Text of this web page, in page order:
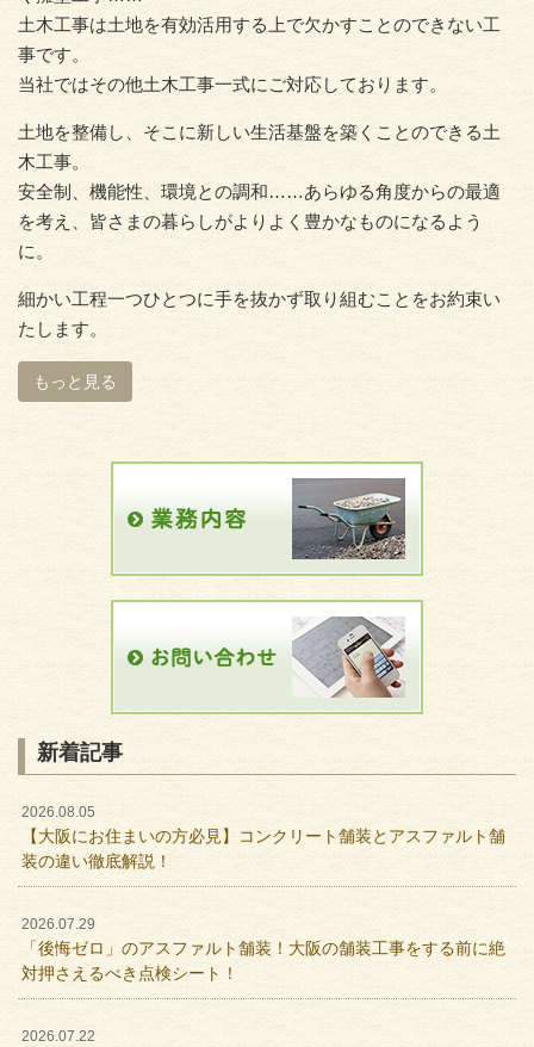
土木工事は土地を有効活用する上で欠かすことのできない工
事です。
当社ではその他土木工事一式にご対応しております。
土地を整備し、そこに新しい生活基盤を築くことのできる土
木工事。
安全制、機能性、環境との調和……あらゆる角度からの最適
を考え、皆さまの暮らしがよりよく豊かなものになるよう
に。
細かい工程一つひとつに手を抜かず取り組むことをお約束い
たします。
もっと見る
新着記事
2026.08.05
【大阪にお住まいの方必見】コンクリート舗装とアスファルト舗
装の違い徹底解説！
2026.07.29
「後悔ゼロ」のアスファルト舗装！大阪の舗装工事をする前に絶
対押さえるべき点検シート！
2026.07.22